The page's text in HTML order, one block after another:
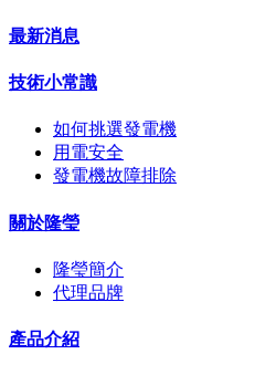
最新消息
技術小常識
如何挑選發電機
用電安全
發電機故障排除
關於隆瑩
隆瑩簡介
代理品牌
產品介紹